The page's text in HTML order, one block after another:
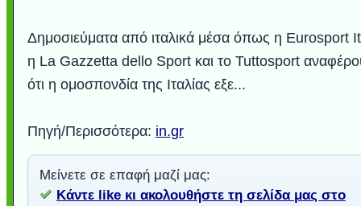
Δημοσιεύματα από ιταλικά μέσα όπως η Eurosport
η La Gazzetta dello Sport και το Tuttosport
ότι η ομοσπονδία της Ιταλίας εξε...
Πηγή/Περισσότερα: in.gr
Μείνετε σε επαφή μαζί μας:
Κάντε like κι ακολουθήστε τη σελίδα μας στο